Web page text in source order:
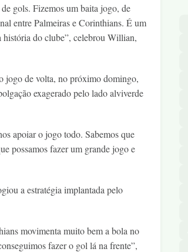
gols. Fizemos um baita jogo, de
entre Palmeiras e Corinthians. É um
história do clube”, celebrou Willian,
jogo de volta, no próximo domingo,
exagerado pelo lado alviverde
apoiar o jogo todo. Sabemos que
possamos fazer um grande jogo e
a estratégia implantada pelo
movimenta muito bem a bola no
fazer o gol lá na frente”,